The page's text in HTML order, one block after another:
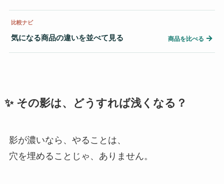
比較ナビ
気になる商品の違いを並べて見る 商品を比べる →
✨ その影は、どうすれば浅くなる？
影が濃いなら、やることは、
穴を埋めることじゃ、ありません。